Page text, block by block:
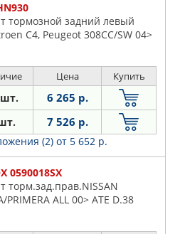
тормозной задний левый
C4, Peugeot 308CC/SW 04>
Цена Купить
6 265 р.
7 526 р.
(2) от 5 652 р.
0590018SX
торм.зад.прав.NISSAN
PRIMERA ALL 00> ATE D.38